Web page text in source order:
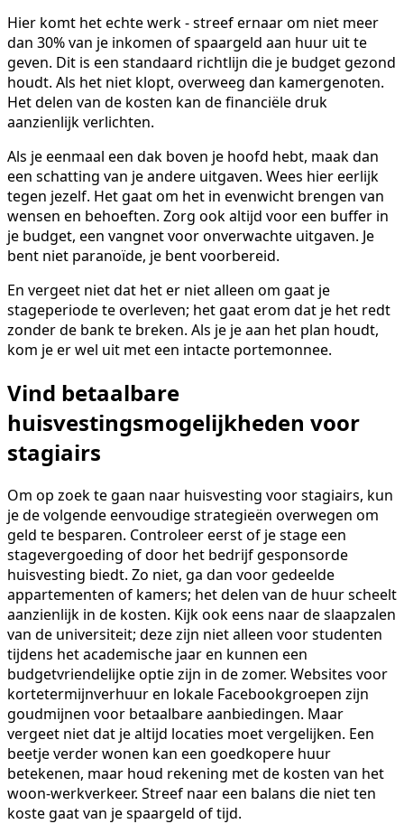
Hier komt het echte werk - streef ernaar om niet meer
dan 30% van je inkomen of spaargeld aan huur uit te
geven. Dit is een standaard richtlijn die je budget gezond
houdt. Als het niet klopt, overweeg dan kamergenoten.
Het delen van de kosten kan de financiële druk
aanzienlijk verlichten.
Als je eenmaal een dak boven je hoofd hebt, maak dan
een schatting van je andere uitgaven. Wees hier eerlijk
tegen jezelf. Het gaat om het in evenwicht brengen van
wensen en behoeften. Zorg ook altijd voor een buffer in
je budget, een vangnet voor onverwachte uitgaven. Je
bent niet paranoïde, je bent voorbereid.
En vergeet niet dat het er niet alleen om gaat je
stageperiode te overleven; het gaat erom dat je het redt
zonder de bank te breken. Als je je aan het plan houdt,
kom je er wel uit met een intacte portemonnee.
Vind betaalbare
huisvestingsmogelijkheden voor
stagiairs
Om op zoek te gaan naar huisvesting voor stagiairs, kun
je de volgende eenvoudige strategieën overwegen om
geld te besparen. Controleer eerst of je stage een
stagevergoeding of door het bedrijf gesponsorde
huisvesting biedt. Zo niet, ga dan voor gedeelde
appartementen of kamers; het delen van de huur scheelt
aanzienlijk in de kosten. Kijk ook eens naar de slaapzalen
van de universiteit; deze zijn niet alleen voor studenten
tijdens het academische jaar en kunnen een
budgetvriendelijke optie zijn in de zomer. Websites voor
kortetermijnverhuur en lokale Facebookgroepen zijn
goudmijnen voor betaalbare aanbiedingen. Maar
vergeet niet dat je altijd locaties moet vergelijken. Een
beetje verder wonen kan een goedkopere huur
betekenen, maar houd rekening met de kosten van het
woon-werkverkeer. Streef naar een balans die niet ten
koste gaat van je spaargeld of tijd.